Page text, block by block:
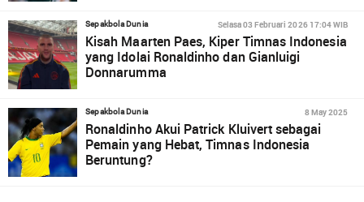
Sepakbola Dunia Selasa 03 Februari 2026 17:04 WIB
Kisah Maarten Paes, Kiper Timnas Indonesia
yang Idolai Ronaldinho dan Gianluigi
Donnarumma
Sepakbola Dunia 8 May 2025
Ronaldinho Akui Patrick Kluivert sebagai
Pemain yang Hebat, Timnas Indonesia
Beruntung?